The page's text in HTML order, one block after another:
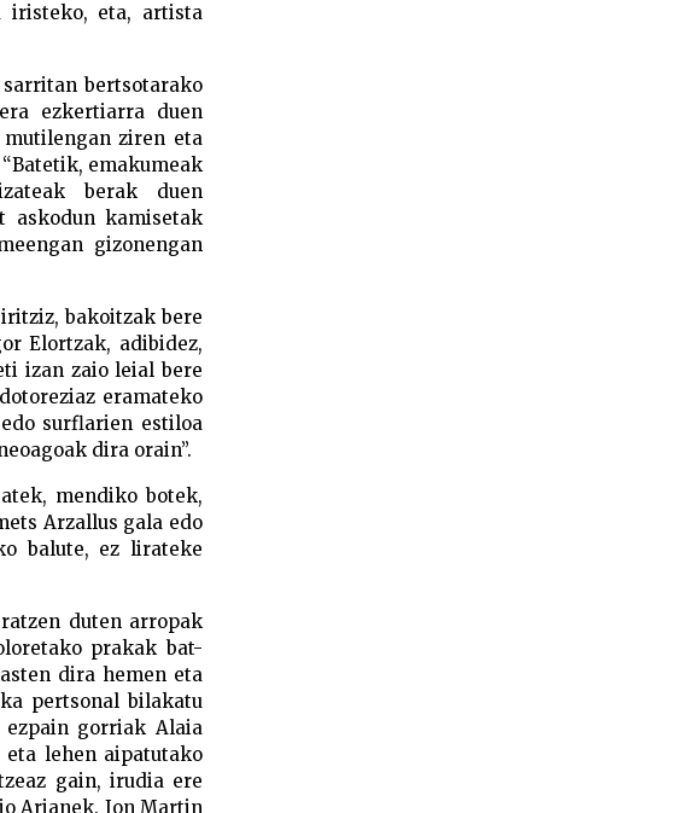
iristeko, eta, artista
bertsotarako
ezkertiarra duen
ziren eta
emakumeak
berak duen
askodun kamisetak
gizonengan
bakoitzak bere
Elortzak, adibidez,
izan zaio leial bere
eramateko
surflarien estiloa
dira orain”.
mendiko botek,
Arzallus gala edo
balute, ez lirateke
duten arropak
prakak bat-
dira hemen eta
pertsonal bilakatu
gorriak Alaia
lehen aipatutako
gain, irudia ere
Arianek. Jon Martin